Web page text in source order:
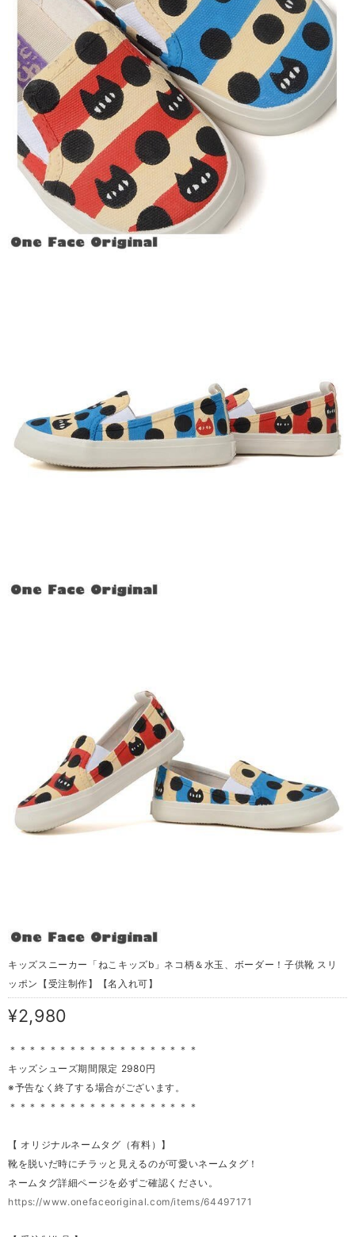
キッズスニーカー「ねこキッズb」ネコ柄＆水玉、ボーダー！子供靴 スリ
ッポン【受注制作】【名入れ可】
¥2,980
＊＊＊＊＊＊＊＊＊＊＊＊＊＊＊＊＊＊＊
キッズシューズ期間限定 2980円
※予告なく終了する場合がございます。
＊＊＊＊＊＊＊＊＊＊＊＊＊＊＊＊＊＊＊
【 オリジナルネームタグ（有料）】
靴を脱いだ時にチラッと見えるのが可愛いネームタグ！
ネームタグ詳細ページを必ずご確認ください。
https://www.onefaceoriginal.com/items/64497171